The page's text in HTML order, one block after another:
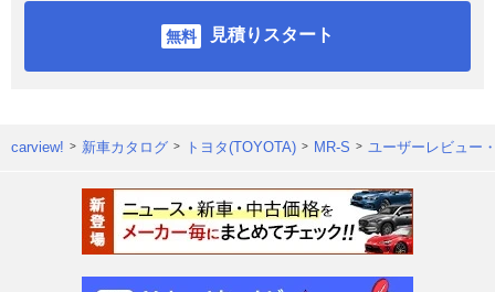
見積りスタート
carview! 新車カタログ トヨタ(TOYOTA) MR-S ユーザーレビュー